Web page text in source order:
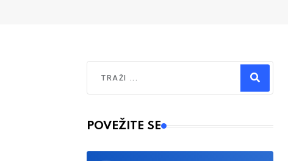
Type 2 or more characters for results.
POVEŽITE SE